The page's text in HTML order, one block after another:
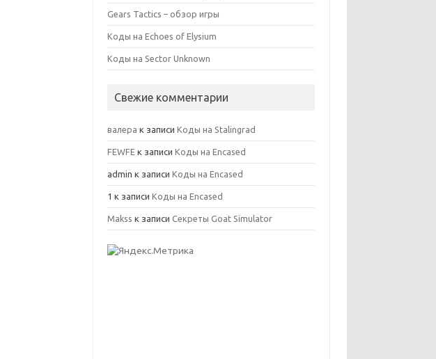
Gears Tactics – обзор игры
Коды на Echoes of Elysium
Коды на Sector Unknown
Свежие комментарии
валера к записиКоды на Stalingrad
FEWFE к записиКоды на Encased
admin к записиКоды на Encased
1 к записиКоды на Encased
Makss к записиСекреты Goat Simulator